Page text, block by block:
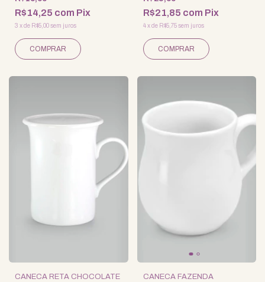
R$14,25 com Pix
3 xde R$5,00sem juros
R$21,85 com Pix
4 xde R$5,75 sem juros
CANECA RETA CHOCOLATE
CANECA FAZENDA